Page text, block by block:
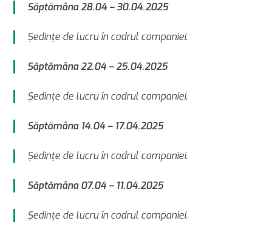
Săptămâna 28.04 – 30.04.2025
Şedinţe de lucru în cadrul companiei.
Săptămâna 22.04 – 25.04.2025
Şedinţe de lucru în cadrul companiei.
Săptămâna 14.04 – 17.04.2025
Şedinţe de lucru în cadrul companiei.
Săptămâna 07.04 – 11.04.2025
Şedinţe de lucru în cadrul companiei.